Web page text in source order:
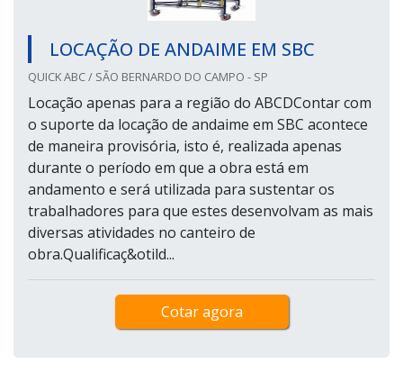
LOCAÇÃO DE ANDAIME EM SBC
QUICK ABC / SÃO BERNARDO DO CAMPO - SP
Locação apenas para a região do ABCDContar com
o suporte da locação de andaime em SBC acontece
de maneira provisória, isto é, realizada apenas
durante o período em que a obra está em
andamento e será utilizada para sustentar os
trabalhadores para que estes desenvolvam as mais
diversas atividades no canteiro de
obra.Qualificaç&otild...
Cotar agora